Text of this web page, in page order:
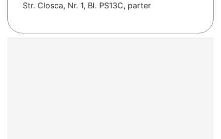
Str. Closca, Nr. 1, Bl. PS13C, parter